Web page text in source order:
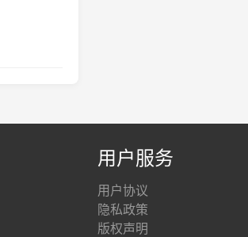
用户服务
用户协议
隐私政策
版权声明